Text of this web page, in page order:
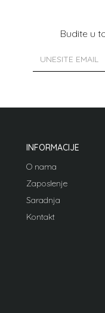
Budite u
INFORMACIJE
O nama
Zaposlenje
Saradnja
Kontakt